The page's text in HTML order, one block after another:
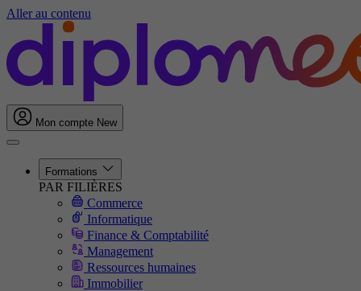
Aller au contenu
Mon compte New
Formations
PAR FILIÈRES
Commerce
Informatique
Finance & Comptabilité
Management
Ressources humaines
Immobilier